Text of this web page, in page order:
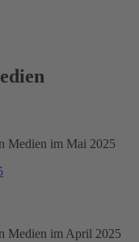
Medien im Mai 2025
Medien im April 2025